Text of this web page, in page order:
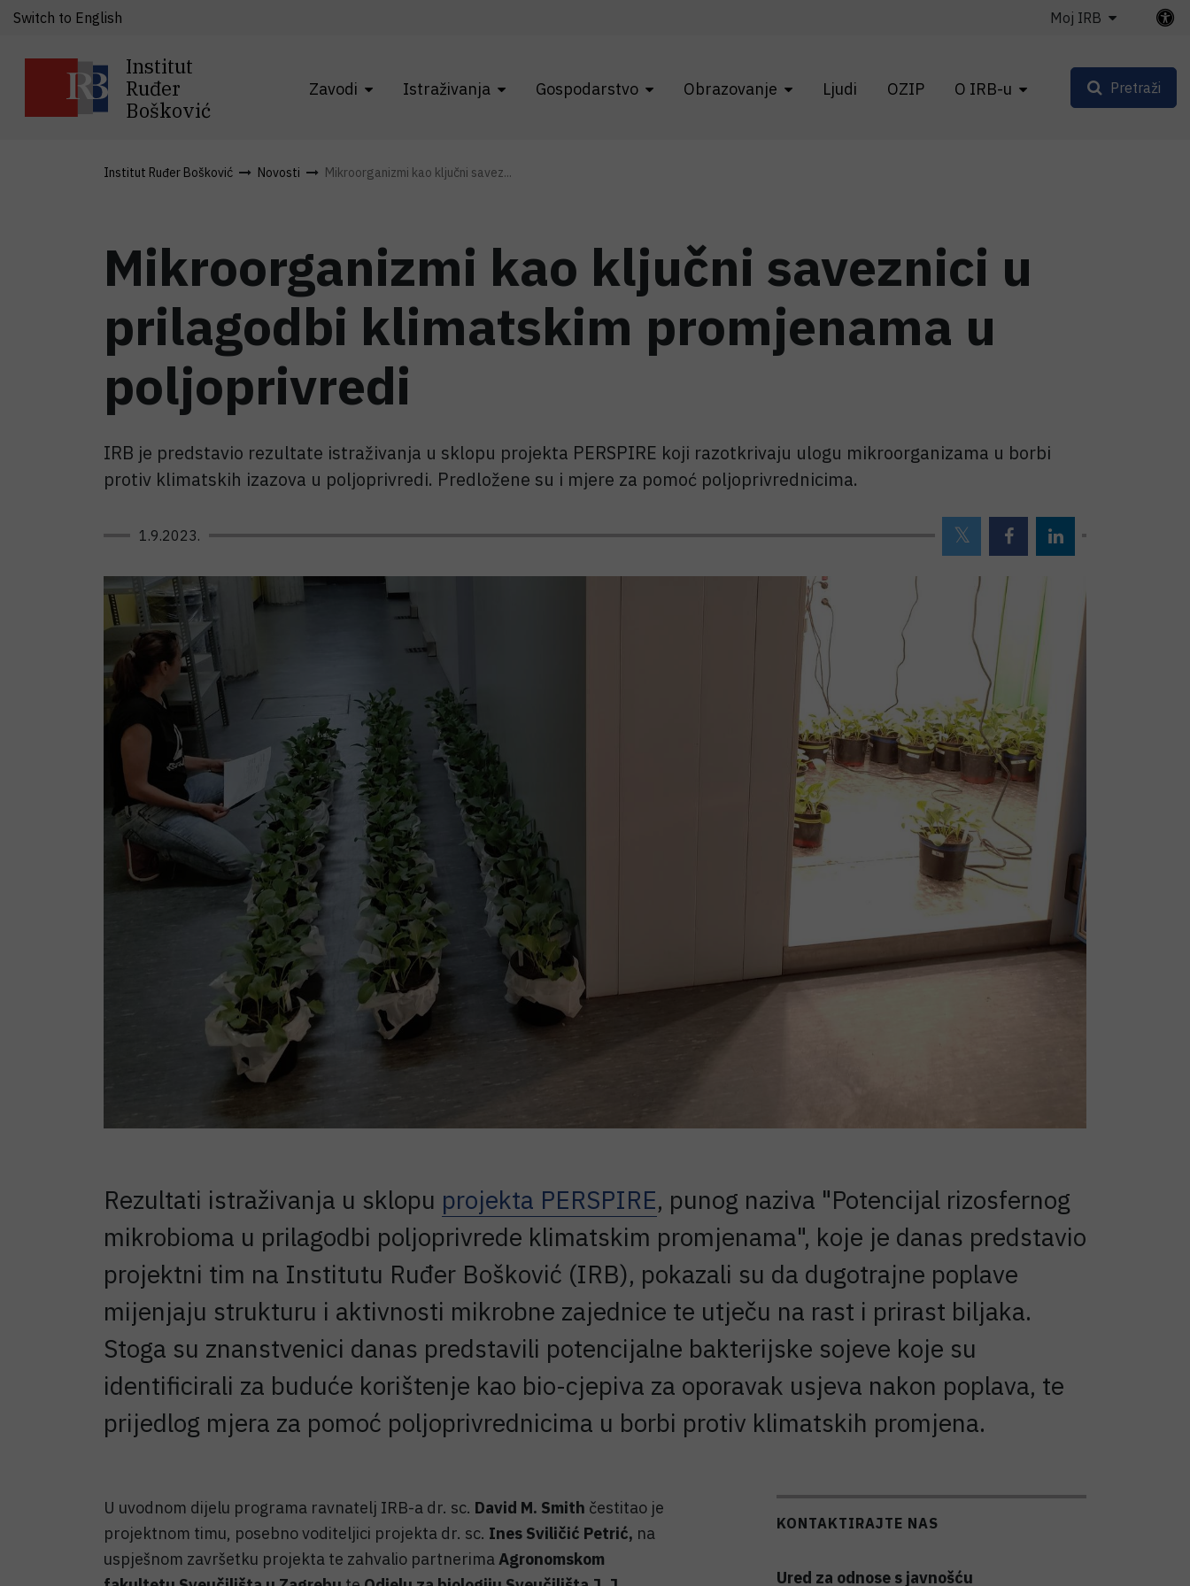
Institut
Ruđer
Bošković
Zavodi Istraživanja Gospodarstvo Obrazovanje Ljudi OZIP O IRB-u
Switch to English Moj IRB
Pretraži
Institut Ruđer Bošković Novosti Mikroorganizmi kao ključni savez...
Mikroorganizmi kao ključni saveznici u
prilagodbi klimatskim promjenama u
poljoprivredi
IRB je predstavio rezultate istraživanja u sklopu projekta PERSPIRE koji razotkrivaju ulogu mikroorganizama u borbi
protiv klimatskih izazova u poljoprivredi. Predložene su i mjere za pomoć poljoprivrednicima.
1.9.2023.
Rezultati istraživanja u sklopu projekta PERSPIRE, punog naziva "Potencijal rizosfernog
mikrobioma u prilagodbi poljoprivrede klimatskim promjenama", koje je danas predstavio
projektni tim na Institutu Ruđer Bošković (IRB), pokazali su da dugotrajne poplave
mijenjaju strukturu i aktivnosti mikrobne zajednice te utječu na rast i prirast biljaka.
Stoga su znanstvenici danas predstavili potencijalne bakterijske sojeve koje su
identificirali za buduće korištenje kao bio-cjepiva za oporavak usjeva nakon poplava, te
prijedlog mjera za pomoć poljoprivrednicima u borbi protiv klimatskih promjena.
U uvodnom dijelu programa ravnatelj IRB-a dr. sc. David M. Smith čestitao je
projektnom timu, posebno voditeljici projekta dr. sc. Ines Sviličić Petrić, na
uspješnom završetku projekta te zahvalio partnerimaAgronomskom
KONTAKTIRAJTE NAS
Ured za odnose s javnošću